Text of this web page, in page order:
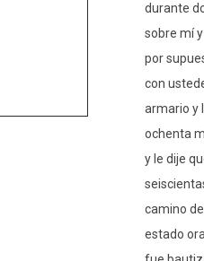
durante
sobre mí
por
con
armario y
ochenta
y le dije
camino
estado